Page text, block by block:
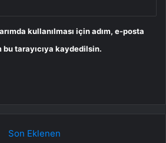
kullanılması için adım, e-posta
tarayıcıya kaydedilsin.
Son Eklenen